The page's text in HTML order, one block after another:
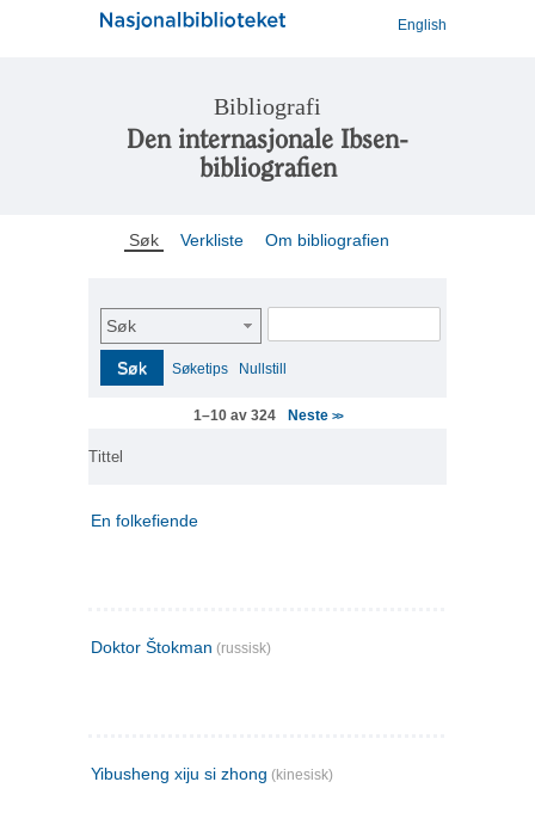
English
Bibliografi
Den internasjonale Ibsen-
bibliografien
Søk Verkliste Om bibliografien
Søk
Søk Søketips Nullstill
1–10 av 324 Neste >>
Tittel
En folkefiende
Doktor Štokman (russisk)
Yibusheng xiju si zhong (kinesisk)